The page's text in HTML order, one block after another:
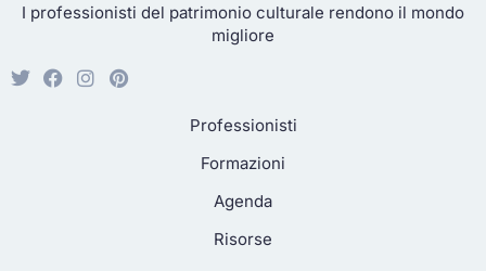
I professionisti del patrimonio culturale rendono il mondo
migliore
Professionisti
Formazioni
Agenda
Risorse